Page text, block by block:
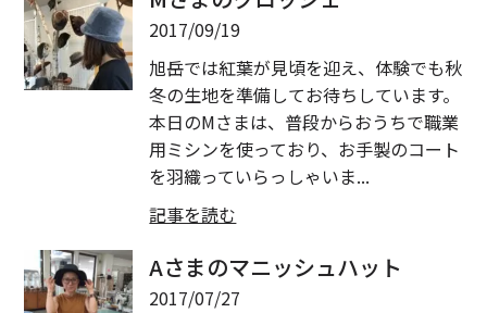
2017/09/19
旭岳では紅葉が見頃を迎え、体験でも秋
冬の生地を準備してお待ちしています。
本日のMさまは、普段からおうちで職業
用ミシンを使っており、お手製のコート
を羽織っていらっしゃいま...
記事を読む
Aさまのマニッシュハット
2017/07/27